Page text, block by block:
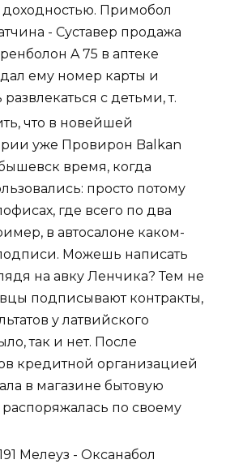
Примобол
- Суставер продажа
A 75 в аптеке
ему номер карты и
с детьми, т.
что в новейшей
уже Провирон Balkan
время, когда
просто потому
где всего по два
в автосалоне каком-
Можешь написать
на авку Ленчика? Тем не
подписывают контракты,
у латвийского
так и нет. После
кредитной организацией
в магазине бытовую
распоряжалась по своему
Мелеуз - Оксанабол